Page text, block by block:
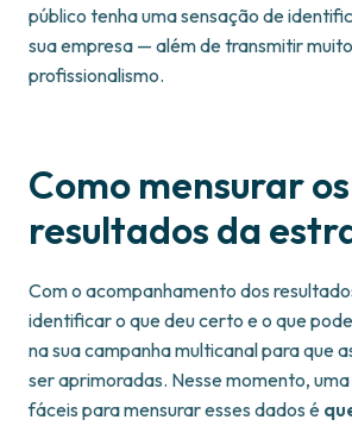
público tenha uma sensação de
sua empresa — além de transmitir
profissionalismo.
Como mensurar os
resultados da
Com o acompanhamento dos
identificar o que deu certo e o que
na sua campanha multicanal para que
ser aprimoradas. Nesse momento,
fáceis para mensurar esses dados é